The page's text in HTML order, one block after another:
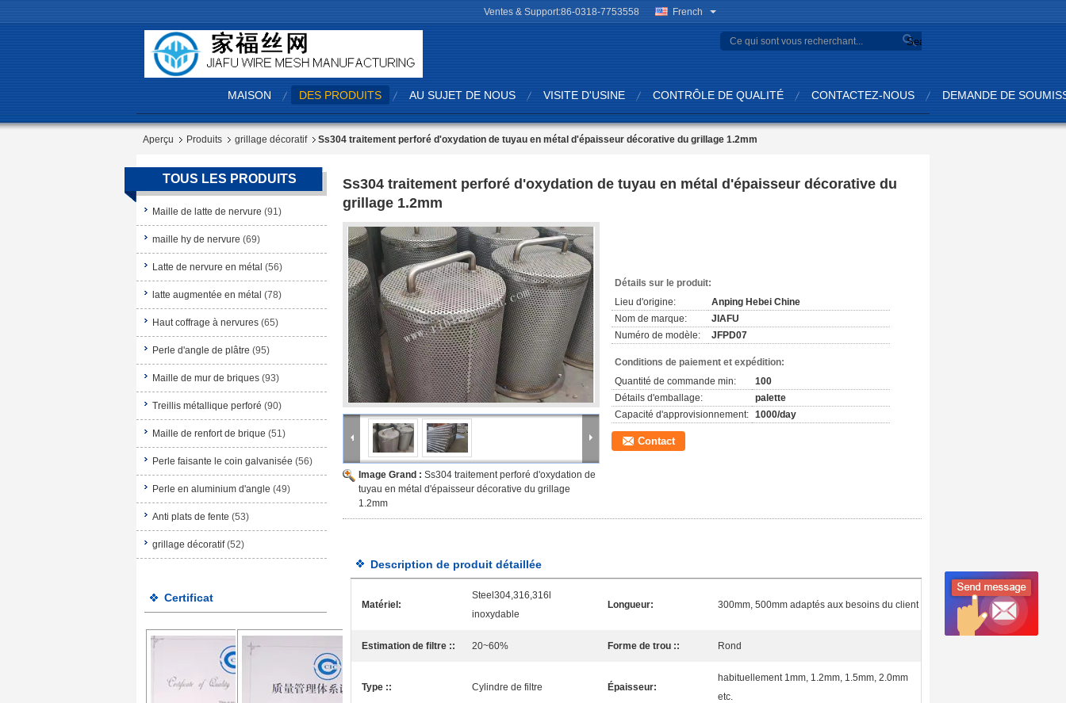
Ventes & Support:86-0318-7753558 French
Search
MAISON DES PRODUITS AU SUJET DE NOUS VISITE D'USINE CONTRÔLE DE QUALITÉ CONTACTEZ-NOUS DEMANDE DE
Aperçu Produits grillage décoratif Ss304 traitement perforé d'oxydation de tuyau en métal d'épaisseur décorative du grillage 1.2mm
TOUS LES PRODUITS
Maille de latte de nervure (91)
maille hy de nervure (69)
Latte de nervure en métal (56)
latte augmentée en métal (78)
Haut coffrage à nervures (65)
Perle d'angle de plâtre (95)
Maille de mur de briques (93)
Treillis métallique perforé (90)
Maille de renfort de brique (51)
Perle faisante le coin galvanisée (56)
Perle en aluminium d'angle (49)
Anti plats de fente (53)
grillage décoratif (52)
Certificat
Ss304 traitement perforé d'oxydation de tuyau en métal d'épaisseur décorative du
grillage 1.2mm
Image Grand : Ss304 traitement perforé d'oxydation de
tuyau en métal d'épaisseur décorative du grillage
1.2mm
Détails sur le produit:
Lieu d'origine:
Anping Hebei Chine
Nom de marque:
JIAFU
Numéro de modèle:
JFPD07
Conditions de paiement et expédition:
Quantité de commande min:
100
Détails d'emballage:
palette
Capacité d'approvisionnement: 1000/day
Contact
Description de produit détaillée
Matériel:
Steel304,316,316l
inoxydable
Longueur: 300mm, 500mm adaptés aux besoins du client
Estimation de filtre :: 20~60% Forme de trou :: Rond
Type :: Cylindre de filtre Épaisseur:
habituellement 1mm, 1.2mm, 1.5mm, 2.0mm
etc.